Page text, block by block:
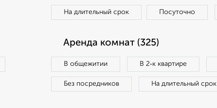
На длительный срок Посуточно
Аренда комнат (325)
В общежитии В 2‑к квартире
Без посредников На длительный срок